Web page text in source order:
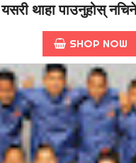
यसरी थाहा पाउनुहोस्
SHOP NOW